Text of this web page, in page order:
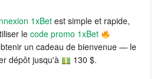
1xBet est simple et rapide,
le code promo 1xBet
un cadeau de bienvenue — le
dépôt jusqu'à
130 $.